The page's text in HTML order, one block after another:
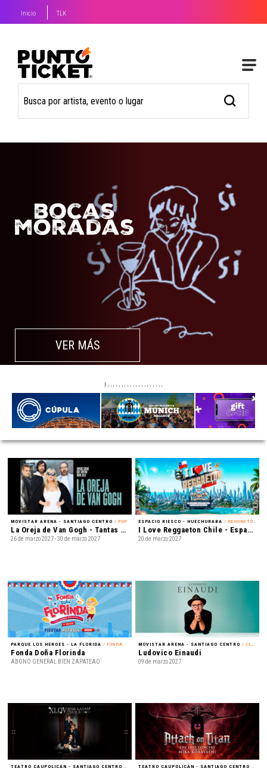
Inicio TLK
VER MÁS
MOVISTAR ARENA - SANTIAGO CENTRO / POP
La Oreja de Van Gogh - Tantas cosas que contar Tour 2027
26 de marzo 2027 - 30 de marzo 2027
ESPACIO RIESCO - HUECHURABA / REGGAETÓN
I Love Reggaeton Chile - Espacio Riesco 2027
20 de marzo 2027
PARQUE LOS HEROES - LA FLORIDA / FONDA
Fonda Doña Florinda
ABONO GENERAL BIEN ZAPATEAO´
MOVISTAR ARENA - SANTIAGO CENTRO / CLÁSICA
Ludovico Einaudi
09 de marzo 2027
TEATRO CAUPOLICÁN - SANTIAGO CENTRO TEATRO CAUPOLICÁN - SANTIAGO CENTRO